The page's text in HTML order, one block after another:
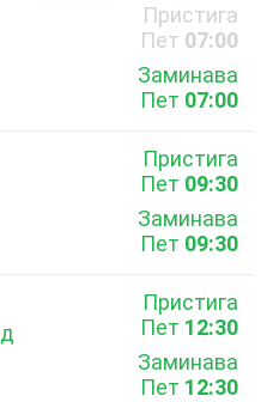
Пристига
Пет 07:00
Заминава
Пет 07:00
Пристига
Пет 09:30
Заминава
Пет 09:30
Пристига
Пет 12:30
Заминава
Пет 12:30